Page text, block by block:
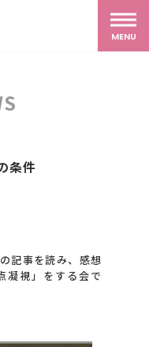
MENU
条件
記事を読み、感想
凝視」をする会で